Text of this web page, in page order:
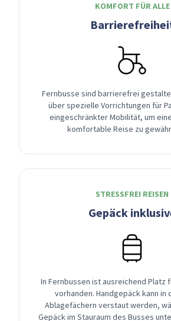
KOMFORT FÜR ALLE
Fernbusse sind barrierefrei
über spezielle Vorrichtungen für
eingeschränkter Mobilität, um
komfortable Reise zu
STRESSFREI REISEN
Gepäck
In Fernbussen ist ausreichend Platz
vorhanden. Handgepäck kann in
Ablagefächern verstaut werden,
Gepäck im Stauraum des Busses